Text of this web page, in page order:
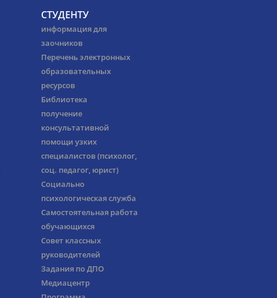
СТУДЕНТУ
информация для
заочников
Перечень электронных
образовательных
ресурсов
Библиотека
получение
консультативной
помощи узких
специалистов (психолог,
соц. педагог, юрист)
Социально
психологическая служба
Самостоятельная работа
обучающихся
Совет классных
руководителей
Задания по ДПО
Медиацентр